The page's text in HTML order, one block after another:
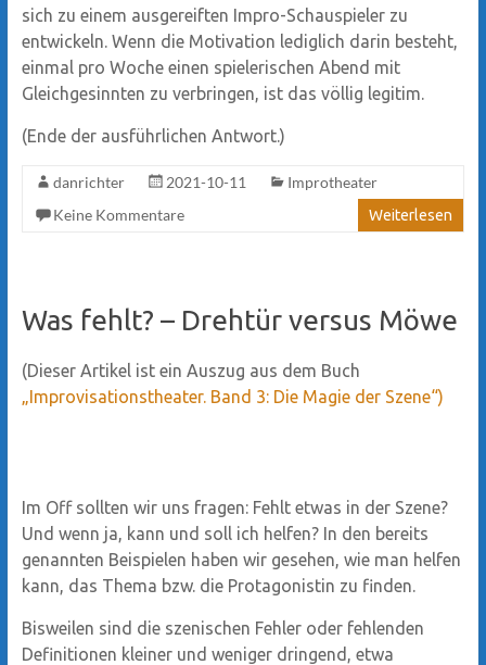
sich zu einem ausgereiften Impro-Schauspieler zu
entwickeln. Wenn die Motivation lediglich darin besteht,
einmal pro Woche einen spielerischen Abend mit
Gleichgesinnten zu verbringen, ist das völlig legitim.
(Ende der ausführlichen Antwort.)
danrichter 2021-10-11
Improtheater
Keine Kommentare
Weiterlesen
Was fehlt? – Drehtür versus Möwe
(Dieser Artikel ist ein Auszug aus dem Buch
„Improvisationstheater. Band 3: Die Magie der Szene“)
Im Off sollten wir uns fragen: Fehlt etwas in der Szene?
Und wenn ja, kann und soll ich helfen? In den bereits
genannten Beispielen haben wir gesehen, wie man helfen
kann, das Thema bzw. die Protagonistin zu finden.
Bisweilen sind die szenischen Fehler oder fehlenden
Definitionen kleiner und weniger dringend, etwa